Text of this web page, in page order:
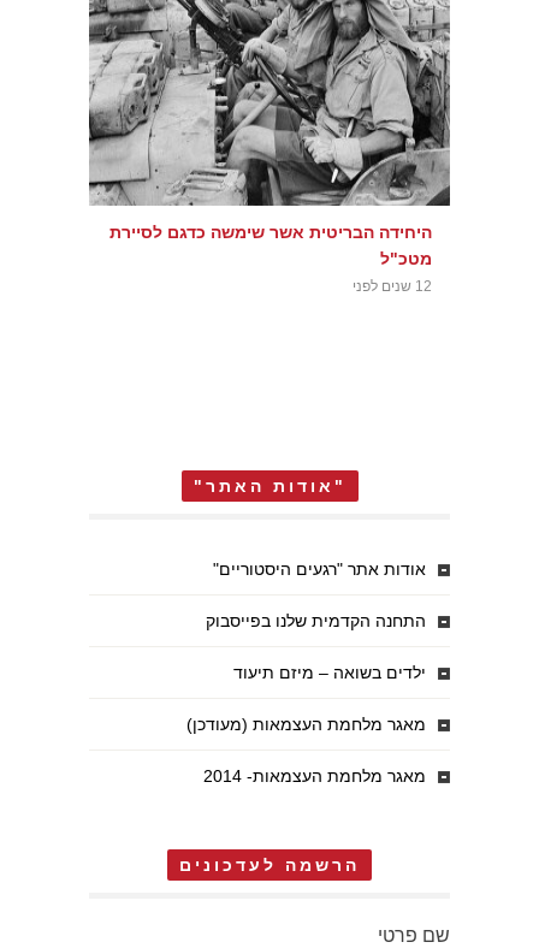
היחידה הבריטית אשר שימשה כדגם לסיירת
מטכ"ל
12 שנים לפני
"אודות האתר"
אודות אתר "רגעים היסטוריים"
התחנה הקדמית שלנו בפייסבוק
ילדים בשואה – מיזם תיעוד
מאגר מלחמת העצמאות (מעודכן)
מאגר מלחמת העצמאות- 2014
הרשמה לעדכונים
שם פרטי